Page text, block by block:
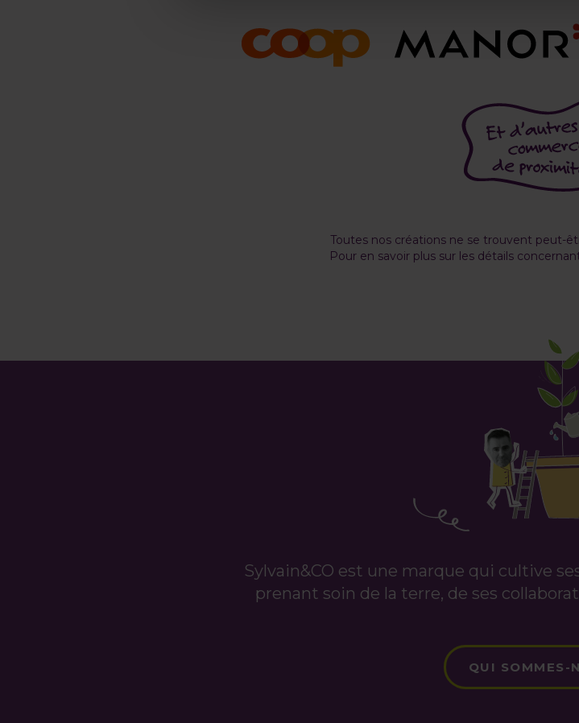
Toutes nos créations ne se trouvent peut-
Pour en savoir plus sur les détails
Sylvain&CO est une marque qui cultive
prenant soin de la terre, de ses
QUI SOMMES-